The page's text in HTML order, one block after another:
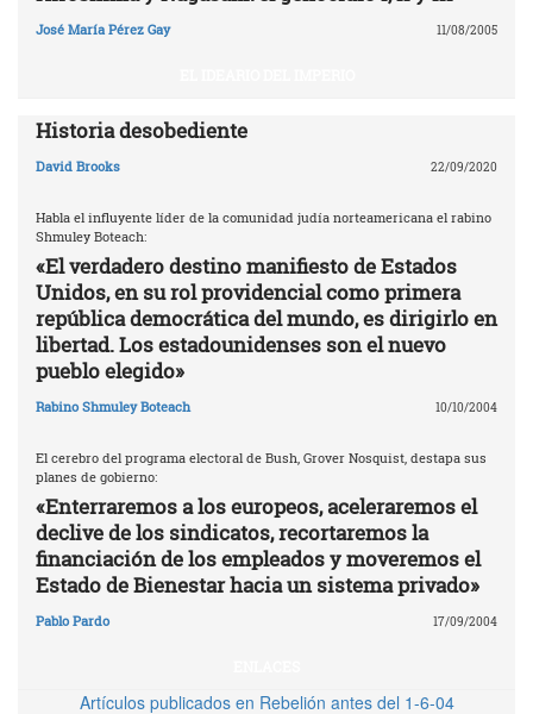
José María Pérez Gay 11/08/2005
Historia desobediente
David Brooks 22/09/2020
Habla el influyente líder de la comunidad judía norteamericana el rabino
Shmuley Boteach:
«El verdadero destino manifiesto de Estados
Unidos, en su rol providencial como primera
república democrática del mundo, es dirigirlo en
libertad. Los estadounidenses son el nuevo
pueblo elegido»
Rabino Shmuley Boteach 10/10/2004
El cerebro del programa electoral de Bush, Grover Nosquist, destapa sus
planes de gobierno:
«Enterraremos a los europeos, aceleraremos el
declive de los sindicatos, recortaremos la
financiación de los empleados y moveremos el
Estado de Bienestar hacia un sistema privado»
Pablo Pardo 17/09/2004
Artículos publicados en Rebelión antes del 1-6-04